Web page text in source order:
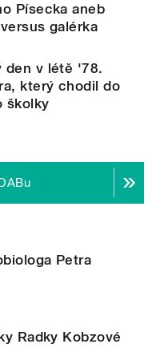
Písecka aneb
galérka
den v létě '78.
který chodil do
školky
Petra
Radky Kobzové